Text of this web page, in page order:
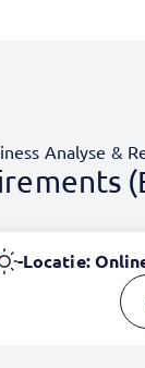
Analyse &
-Locatie: